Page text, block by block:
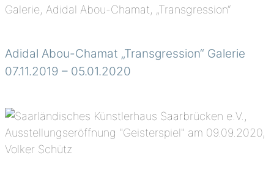
Adidal Abou-Chamat „Transgression“ Galerie
07.11.2019 – 05.01.2020